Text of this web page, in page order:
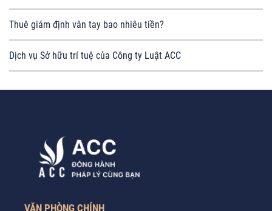
Thuê giám định vân tay bao nhiêu tiền?
Dịch vụ Sở hữu trí tuệ của Công ty Luật ACC
VĂN PHÒNG CHÍNH